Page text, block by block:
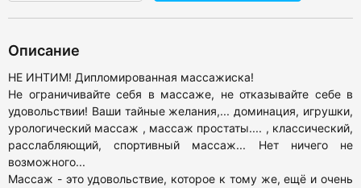
Описание
НЕ ИНТИМ! Дипломированная массажиска!
Не ограничивайте себя в массаже, не отказывайте себе в
удовольствии! Ваши тайные желания,... доминация, игрушки,
урологический массаж , массаж простаты.... , классический,
расслабляющий, спортивный массаж... Нет ничего не
возможного...
Массаж - это удовольствие, которое к тому же, ещё и очень